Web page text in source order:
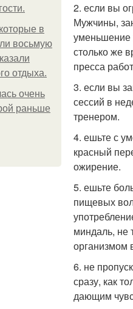
в
восьмую
отдыха.
очень
раньше
2. если вы
Мужчины,
уменьшение
столько же
пресса
3. если вы
сессий в
тренером.
4. ешьте с
красный
ожирение.
5. ешьте
пищевых
миндаль, не
организмом
6. не
сразу, как
дающим